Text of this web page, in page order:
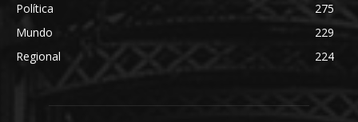
Política
275
Mundo
229
Regional
224